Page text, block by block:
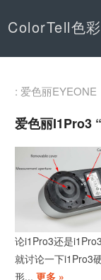
ColorTell色
: 爱色丽EYEONE
爱色丽i1Pro3
论i1Pro3还是
就讨论一下i1Pro3
形...更多 »